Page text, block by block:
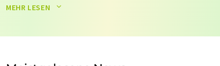
Newsletter per E-Mail zusendet. Ihre Daten werden
auf Basis unsererDatenschutzerklärung. LUMITOS darf
Meinungsforschung per E-Mail kontaktieren. Ihre
MEHR LESEN